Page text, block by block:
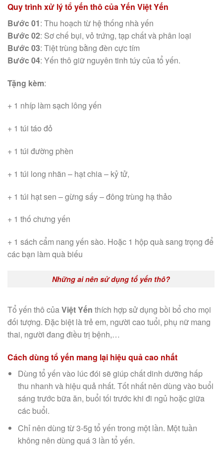
Quy trình xử lý tổ yến thô của Yến Việt Yến
Bước 01: Thu hoạch từ hệ thống nhà yến
Bước 02: Sơ chế bụi, vỏ trứng, tạp chất và phân loại
Bước 03: Tiệt trùng bằng đèn cực tím
Bước 04: Yến thô giữ nguyên tinh túy của tổ yến.
Tặng kèm:
+ 1 nhíp làm sạch lông yến
+ 1 túi táo đỏ
+ 1 túi đường phèn
+ 1 túi long nhãn – hạt chia – kỷ tử,
+ 1 túi hạt sen – gừng sấy – đông trùng hạ thảo
+ 1 thố chưng yến
+ 1 sách cẩm nang yến sào. Hoặc 1 hộp quà sang trọng để
các bạn làm quà biếu
Những ai nên sử dụng tổ yến thô?
Tổ yến thô củaViệt Yến thích hợp sử dụng bồi bổ cho mọi
đối tượng. Đặc biệt là trẻ em, người cao tuổi, phụ nữ mang
thai, người đang điều trị bệnh,…
Cách dùng tổ yến mang lại hiệu quả cao nhất
Dùng tổ yến vào lúc đói sẽ giúp chất dinh dưỡng hấp
thu nhanh và hiệu quả nhất. Tốt nhất nên dùng vào buổi
sáng trước bữa ăn, buổi tối trước khi đi ngủ hoặc giữa
các buổi.
Chỉ nên dùng từ 3-5g tổ yến trong một lần. Một tuần
không nên dùng quá 3 lần tổ yến.